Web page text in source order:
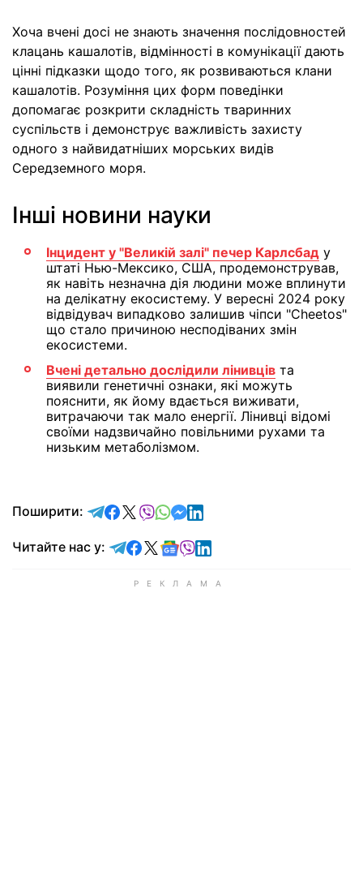
Хоча вчені досі не знають значення послідовностей
клацань кашалотів, відмінності в комунікації дають
цінні підказки щодо того, як розвиваються клани
кашалотів. Розуміння цих форм поведінки
допомагає розкрити складність тваринних
суспільств і демонструє важливість захисту
одного з найвидатніших морських видів
Середземного моря.
Інші новини науки
Інцидент у "Великій залі" печер Карлсбад у
штаті Нью-Мексико, США, продемонстрував,
як навіть незначна дія людини може вплинути
на делікатну екосистему. У вересні 2024 року
відвідувач випадково залишив чіпси "Cheetos"
що стало причиною несподіваних змін
екосистеми.
Вчені детально дослідили лінивців та
виявили генетичні ознаки, які можуть
пояснити, як йому вдається виживати,
витрачаючи так мало енергії. Лінивці відомі
своїми надзвичайно повільними рухами та
низьким метаболізмом.
Поширити: відправити у Telegram
поділитись у Facebook
поділитись у X
відправити у Viber
відправити у Whatsapp
відправити у Messenger
відправити у LinkedIn
Читайте нас у: Читайте у Telegram
Читайте у Facebook
Читайте у X
Читайте у Google news
Читайте у Viber
Читайте у LinkedIn